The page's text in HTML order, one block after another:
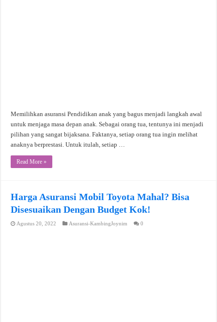
Memilihkan asuransi Pendidikan anak yang bagus menjadi langkah awal
untuk menjaga masa depan anak. Sebagai orang tua, tentunya ini menjadi
pilihan yang sangat bijaksana. Faktanya, setiap orang tua ingin melihat
anaknya berprestasi. Untuk itulah, setiap …
Read More »
Harga Asuransi Mobil Toyota Mahal? Bisa
Disesuaikan Dengan Budget Kok!
Agustus 20, 2022 Asuransi-KambingJoynim 0